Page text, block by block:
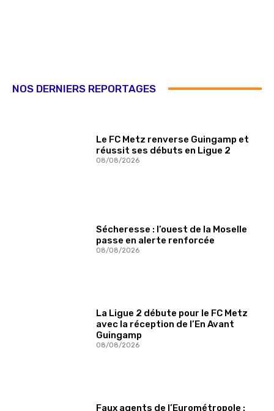
NOS DERNIERS REPORTAGES
Le FC Metz renverse Guingamp et
réussit ses débuts en Ligue 2
08/08/2026
Sécheresse : l’ouest de la Moselle
passe en alerte renforcée
08/08/2026
La Ligue 2 débute pour le FC Metz
avec la réception de l’En Avant
Guingamp
08/08/2026
Faux agents de l’Eurométropole :